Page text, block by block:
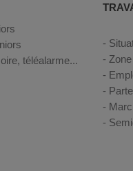
téléalarme...